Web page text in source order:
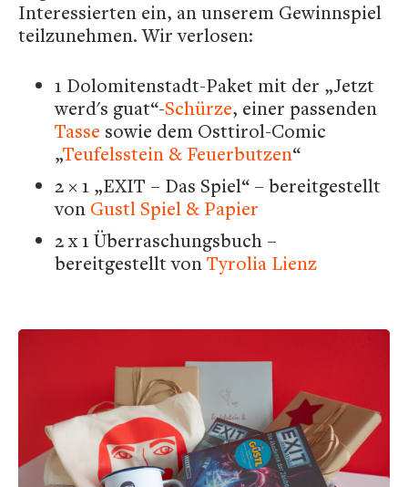
Interessierten ein, an unserem Gewinnspiel
teilzunehmen. Wir verlosen:
1 Dolomitenstadt-Paket mit der „Jetzt
werd's guat“-Schürze, einer passenden
Tasse sowie dem Osttirol-Comic
„Teufelsstein & Feuerbutzen“
2 × 1 „EXIT – Das Spiel“ – bereitgestellt
von Gustl Spiel & Papier
2 x 1 Überraschungsbuch –
bereitgestellt vonTyrolia Lienz